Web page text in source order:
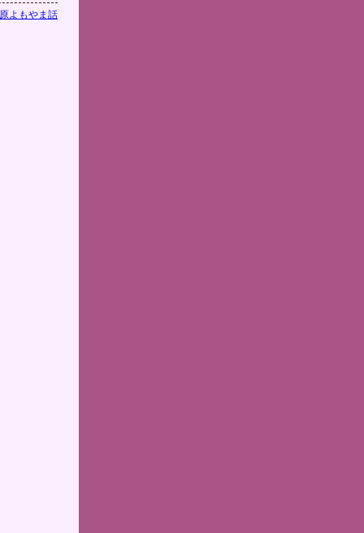
よもやま話